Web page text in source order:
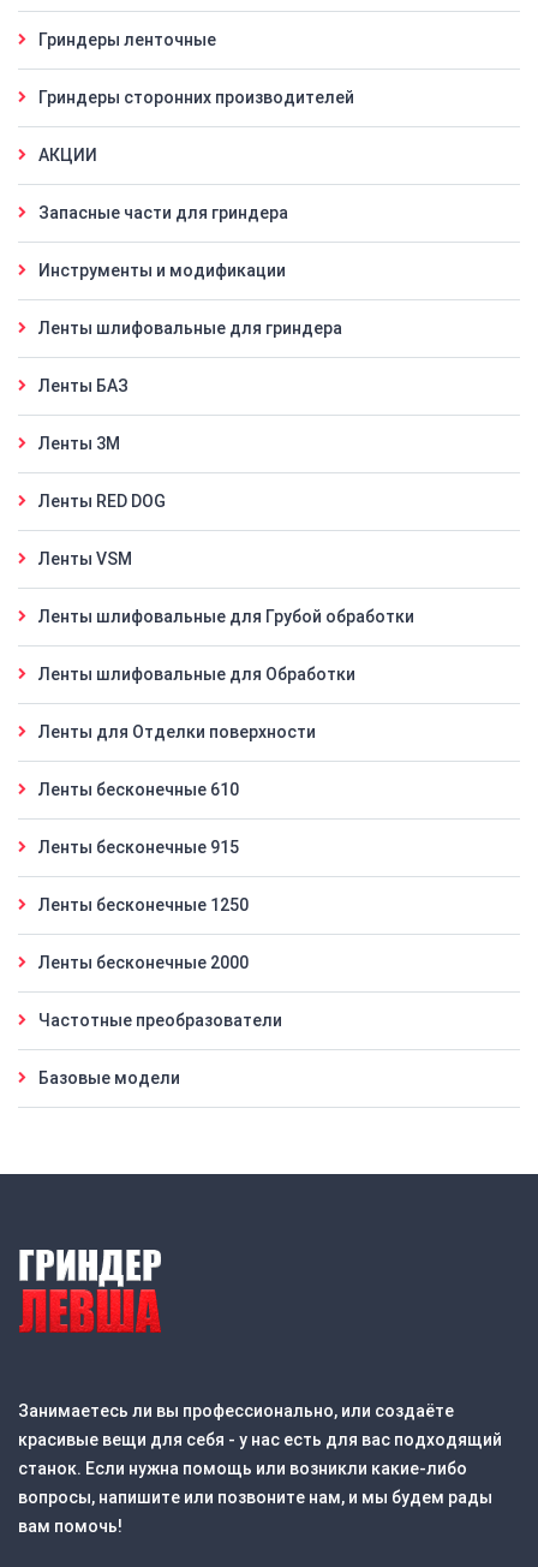
Гриндеры ленточные
Гриндеры сторонних производителей
АКЦИИ
Запасные части для гриндера
Инструменты и модификации
Ленты шлифовальные для гриндера
Ленты БАЗ
Ленты 3M
Ленты RED DOG
Ленты VSM
Ленты шлифовальные для Грубой обработки
Ленты шлифовальные для Обработки
Ленты для Отделки поверхности
Ленты бесконечные 610
Ленты бесконечные 915
Ленты бесконечные 1250
Ленты бесконечные 2000
Частотные преобразователи
Базовые модели
Занимаетесь ли вы профессионально, или создаёте
красивые вещи для себя - у нас есть для вас подходящий
станок. Если нужна помощь или возникли какие-либо
вопросы, напишите или позвоните нам, и мы будем рады
вам помочь!